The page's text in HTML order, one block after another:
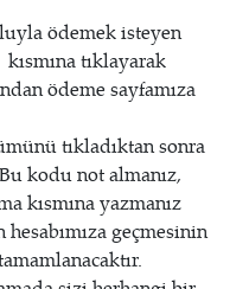
ödemek isteyen
kısmına tıklayarak
ödeme sayfamıza
tıkladıktan sonra
kodu not almanız,
kısmına yazmanız
geçmesinin